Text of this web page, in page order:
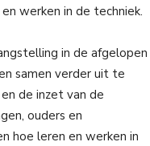
werken in de techniek.
in de afgelopen
samen verder uit te
de inzet van de
ouders en
hoe leren en werken in